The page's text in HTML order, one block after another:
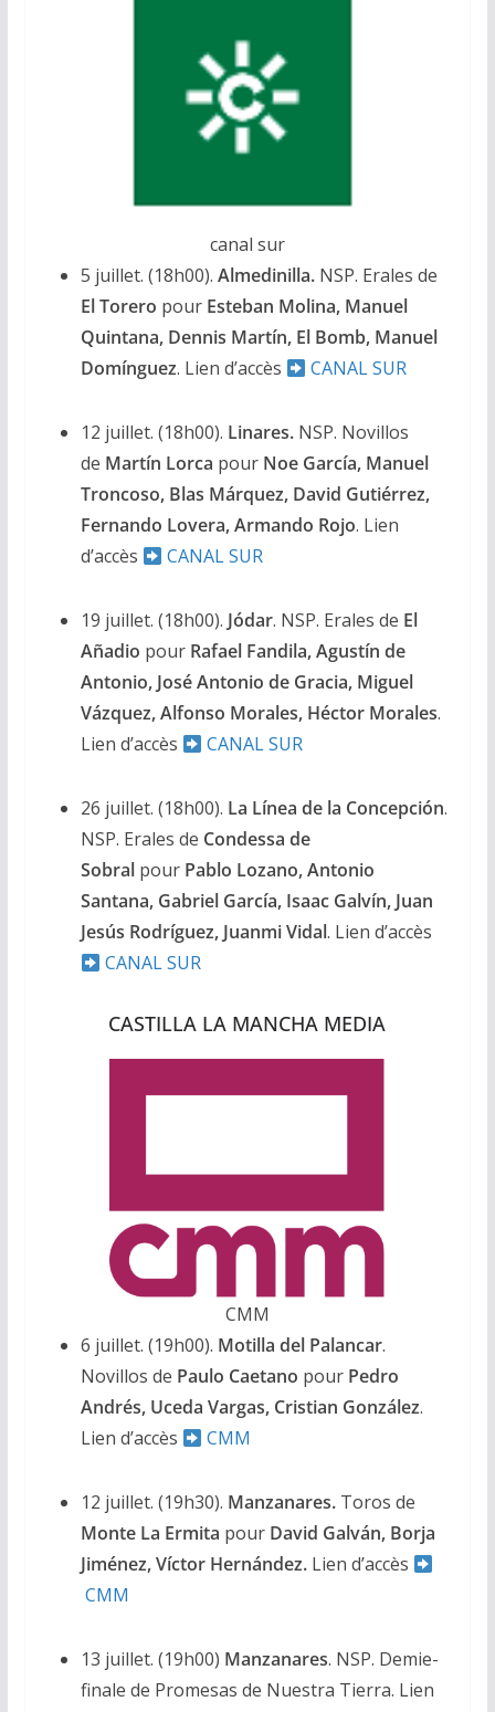
canal sur
5 juillet. (18h00). Almedinilla.NSP. Erales de
El Torero pour Esteban Molina, Manuel
Quintana, Dennis Martín, El Bomb, Manuel
Domínguez. Lien d’accès CANAL SUR
12 juillet. (18h00). Linares.NSP. Novillos
de Martín Lorca pour Noe García, Manuel
Troncoso, Blas Márquez, David Gutiérrez,
Fernando Lovera, Armando Rojo. Lien
d’accès
CANAL SUR
19 juillet. (18h00). Jódar. NSP. Erales de El
Añadio pour Rafael Fandila, Agustín de
Antonio, José Antonio de Gracia, Miguel
Vázquez, Alfonso Morales, Héctor Morales.
Lien d’accès
CANAL SUR
26 juillet. (18h00). La Línea de la Concepción.
NSP. Erales de Condessa de
Sobralpour Pablo Lozano, Antonio
Santana, Gabriel García, Isaac Galvín, Juan
Jesús Rodríguez, Juanmi Vidal. Lien d’accès
CANAL SUR
CASTILLA LA MANCHA MEDIA
CMM
6 juillet. (19h00). Motilla del Palancar.
Novillos de Paulo Caetano pour Pedro
Andrés, Uceda Vargas, Cristian González.
Lien d’accès
CMM
12 juillet. (19h30). Manzanares.Toros de
Monte La Ermita pour David Galván, Borja
Jiménez, Víctor Hernández.Lien d’accès
CMM
13 juillet. (19h00) Manzanares. NSP. Demie-
finale de Promesas de Nuestra Tierra. Lien